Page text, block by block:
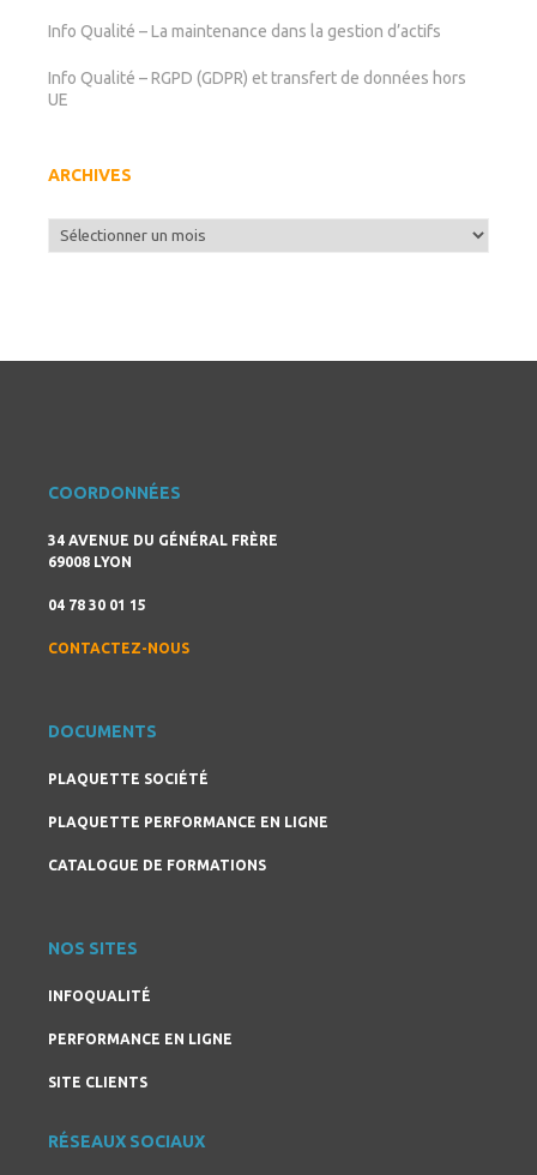
Info Qualité – La maintenance dans la gestion d’actifs
Info Qualité – RGPD (GDPR) et transfert de données hors
UE
ARCHIVES
Archives
COORDONNÉES
34 AVENUE DU GÉNÉRAL FRÈRE
69008 LYON
04 78 30 01 15
CONTACTEZ-NOUS
DOCUMENTS
PLAQUETTE SOCIÉTÉ
PLAQUETTE PERFORMANCE EN LIGNE
CATALOGUE DE FORMATIONS
NOS SITES
INFOQUALITÉ
PERFORMANCE EN LIGNE
SITE CLIENTS
RÉSEAUX SOCIAUX